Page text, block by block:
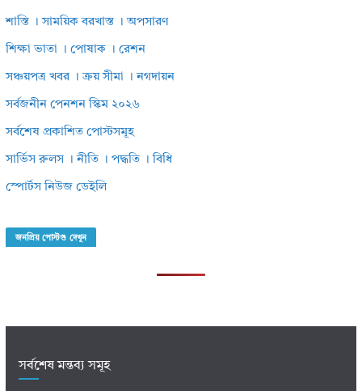
শাস্তি । সাময়িক বরখাস্ত । অপসারণ
শিক্ষা ভাতা । পোষাক । রেশন
সঞ্চয়পত্র খবর । ক্রয় সীমা । নগদায়ন
সর্বজনীন পেনশন স্কিম ২০২৬
সর্বশেষ প্রকাশিত পোস্টসমূহ
সার্ভিস রুলস । নীতি । পদ্ধতি । বিধি
স্পোর্টস নিউজ ডেইলি
জনপ্রিয় পোস্টগু দেখুন
সর্বশেষ মন্তব্য সমূহ